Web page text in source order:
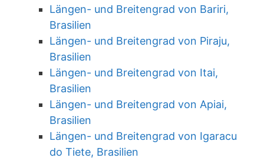
Längen- und Breitengrad von Bariri,
Brasilien
Längen- und Breitengrad von Piraju,
Brasilien
Längen- und Breitengrad von Itai,
Brasilien
Längen- und Breitengrad von Apiai,
Brasilien
Längen- und Breitengrad von Igaracu
do Tiete, Brasilien